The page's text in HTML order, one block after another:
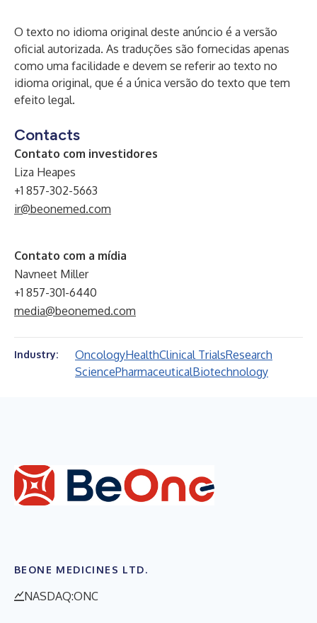
O texto no idioma original deste anúncio é a versão
oficial autorizada. As traduções são fornecidas apenas
como uma facilidade e devem se referir ao texto no
idioma original, que é a única versão do texto que tem
efeito legal.
Contacts
Contato com investidores
Liza Heapes
+1 857-302-5663
ir@beonemed.com
Contato com a mídia
Navneet Miller
+1 857-301-6440
media@beonemed.com
Industry: OncologyHealthClinical TrialsResearch
SciencePharmaceuticalBiotechnology
BEONE MEDICINES LTD.
NASDAQ:ONC